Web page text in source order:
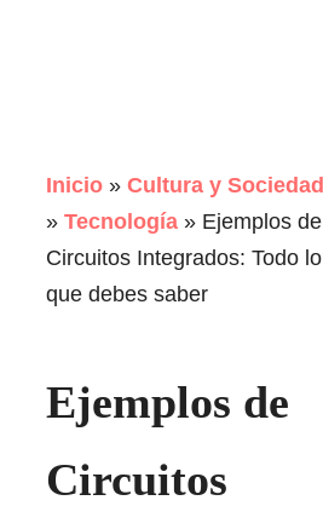
Inicio » Cultura y Sociedad
» Tecnología » Ejemplos de
Circuitos Integrados: Todo lo
que debes saber
Ejemplos de
Circuitos